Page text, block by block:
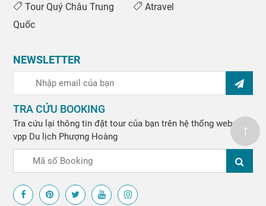
Tour Hội Chợ
Golf Tour
Tour Quý Châu Trung
Quốc
Atravel
NEWSLETTER
TRA CỨU BOOKING
Tra cứu lại thông tin đặt tour của bạn trên hệ thống website
vpp Du lịch Phượng Hoàng ↑